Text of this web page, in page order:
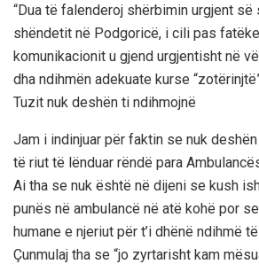
“Dua të falenderoj shërbimin urgjent
shëndetit në Podgoricë, i cili pas
komunikacionit u gjend urgjentisht në
dha ndihmën adekuate kurse
Tuzit nuk deshën ti ndihmojnë
Jam i indinjuar për faktin se nuk deshën
të riut të lënduar rëndë para
Ai tha se nuk është në dijeni se kush
punës në ambulancë në atë kohë por
humane e njeriut për t’i dhënë ndihmë
Çunmulaj tha se “jo zyrtarisht kam